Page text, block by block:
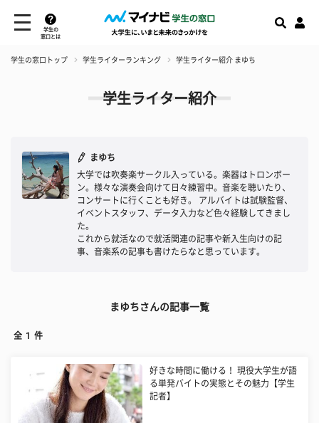
学生の
窓口とは
学生の窓口トップ 学生ライターランキング 学生ライター紹介 まゆち
学生ライター紹介
まゆち
大学では吹奏楽サークル入っている。楽器はトロンボー
ン。様々な演奏会向けて日々練習中。音楽を聴いたり、
コンサートに行くことも好き。 アルバイトは試験監督、
イベントスタッフ、データ入力など色々経験してきまし
た。
これから就活なので就活関連の記事や新入生向けの記
事、音楽系の記事も書けたらなと思っています。
まゆちさんの記事一覧
全 1 件
好きな時間に働ける！ 現役大学生が語
る単発バイトの実態とその魅力【学生
記者】